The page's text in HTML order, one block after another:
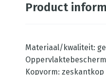
Product
Materiaal/kwaliteit:
Kopvorm: zeskantkop